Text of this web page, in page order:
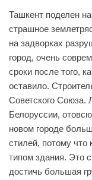
Ташкент поделен
страшное
на задворках
город, очень
сроки после того,
оставило.
Советского Союза.
Белоруссии,
новом городе
стилей, потому что
типом здания. Это
достичь большая